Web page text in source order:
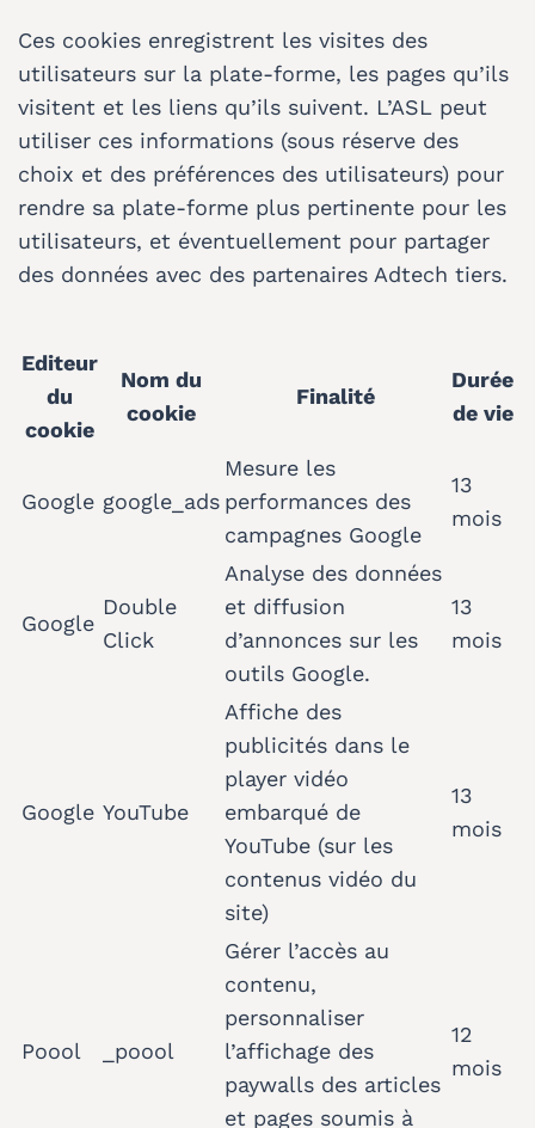
Ces cookies enregistrent les visites des
utilisateurs sur la plate-forme, les pages qu’ils
visitent et les liens qu’ils suivent. L’ASL peut
utiliser ces informations (sous réserve des
choix et des préférences des utilisateurs) pour
rendre sa plate-forme plus pertinente pour les
utilisateurs, et éventuellement pour partager
des données avec des partenaires Adtech tiers.
Editeur
du
cookie
Nom du
cookie
Finalité
Durée
de vie
Google google_ads
Mesure les
performances des
campagnes Google
13
mois
Google
Double
Click
Analyse des données
et diffusion
d’annonces sur les
outils Google.
13
mois
Google YouTube
Affiche des
publicités dans le
player vidéo
embarqué de
YouTube (sur les
contenus vidéo du
site)
13
mois
Poool _poool
Gérer l’accès au
contenu,
personnaliser
l’affichage des
paywalls des articles
et pages soumis à
12
mois